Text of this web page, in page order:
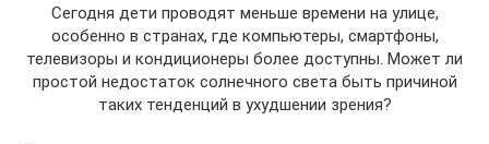
Сегодня дети проводят меньше времени на улице,
особенно в странах, где компьютеры, смартфоны,
телевизоры и кондиционеры более доступны. Может ли
простой недостаток солнечного света быть причиной
таких тенденций в ухудшении зрения?